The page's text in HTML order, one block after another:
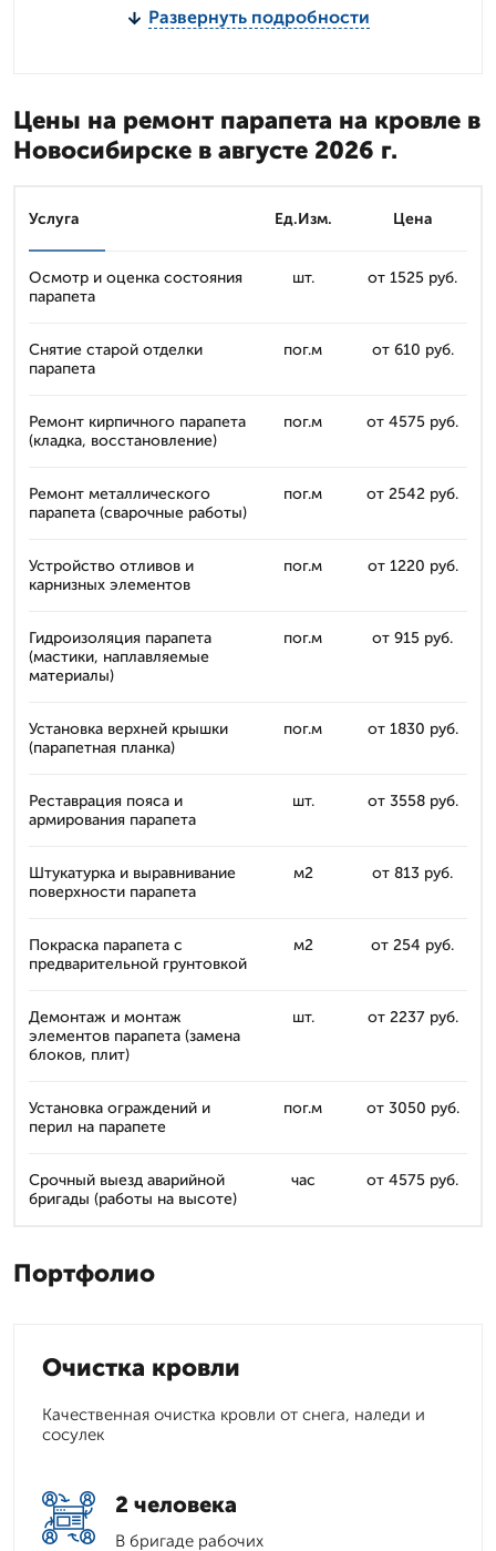
Развернуть подробности
Цены на ремонт парапета на кровле в
Новосибирске в августе 2026 г.
Услуга Ед.Изм. Цена
Осмотр и оценка состояния
парапета
шт. от 1525 руб.
Снятие старой отделки
парапета
пог.м от 610 руб.
Ремонт кирпичного парапета
(кладка, восстановление)
пог.м от 4575 руб.
Ремонт металлического
парапета (сварочные работы)
пог.м от 2542 руб.
Устройство отливов и
карнизных элементов
пог.м от 1220 руб.
Гидроизоляция парапета
(мастики, наплавляемые
материалы)
пог.м от 915 руб.
Установка верхней крышки
(парапетная планка)
пог.м от 1830 руб.
Реставрация пояса и
армирования парапета
шт. от 3558 руб.
Штукатурка и выравнивание
поверхности парапета
м2 от 813 руб.
Покраска парапета с
предварительной грунтовкой
м2 от 254 руб.
Демонтаж и монтаж
элементов парапета (замена
блоков, плит)
шт. от 2237 руб.
Установка ограждений и
перил на парапете
пог.м от 3050 руб.
Срочный выезд аварийной
бригады (работы на высоте)
час от 4575 руб.
Портфолио
Очистка кровли
Качественная очистка кровли от снега, наледи и
сосулек
2 человека
В бригаде рабочих